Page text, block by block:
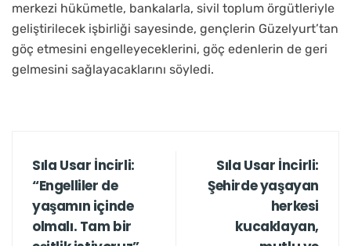
merkezi hükümetle, bankalarla, sivil toplum örgütleriyle
geliştirilecek işbirliği sayesinde, gençlerin Güzelyurt’tan
göç etmesini engelleyeceklerini, göç edenlerin de geri
gelmesini sağlayacaklarını söyledi.
Sıla Usar İncirli:
“Engelliler de
yaşamın içinde
olmalı. Tam bir
Sıla Usar İncirli:
Şehirde yaşayan
herkesi
kucaklayan,